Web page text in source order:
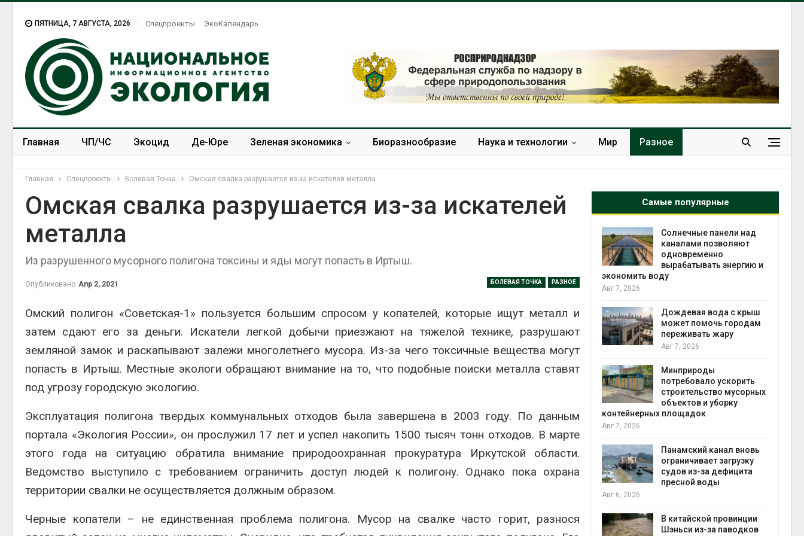
ПЯТНИЦА, 7 АВГУСТА, 2026 Спецпроекты ЭкоКалендарь
Главная ЧП/ЧС Экоцид Де-Юре Зеленая экономика Биоразнообразие Наука и технологии Мир Разное
Главная Спецпроекты Болевая Точка Омская свалка разрушается из-за искателей металла
Омская свалка разрушается из-за искателей
металла
Из разрушенного мусорного полигона токсины и яды могут попасть в Иртыш.
БОЛЕВАЯ ТОЧКА РАЗНОЕ
Опубликовано Апр 2, 2021
Омский полигон «Советская-1» пользуется большим спросом у копателей, которые ищут металл и
затем сдают его за деньги. Искатели легкой добычи приезжают на тяжелой технике, разрушают
земляной замок и раскапывают залежи многолетнего мусора. Из-за чего токсичные вещества могут
попасть в Иртыш. Местные экологи обращают внимание на то, что подобные поиски металла ставят
под угрозу городскую экологию.
Эксплуатация полигона твердых коммунальных отходов была завершена в 2003 году. По данным
портала «Экология России», он прослужил 17 лет и успел накопить 1500 тысяч тонн отходов. В марте
этого года на ситуацию обратила внимание природоохранная прокуратура Иркутской области.
Ведомство выступило с требованием ограничить доступ людей к полигону. Однако пока охрана
территории свалки не осуществляется должным образом.
Черные копатели – не единственная проблема полигона. Мусор на свалке часто горит, разнося
Самые популярные
ветра
для контроля мусорных
сентябре
Авг 6, 2026
Европа теряет всё
Авг 6, 2026
В горах Карачаево-
Черкесии выявили новые
места произрастания
краснокнижных растений
производить «животный»
В Индии проект дата-
столкнулся с протестами
заповедника
Авг 7, 2026
Геосинтетика на
Авг 7, 2026
Американские экологи
предупредили о
масштабном загрязнении
из-за противопожарной
Названы ведущие
Солнечные панели над
каналами позволяют
одновременно
вырабатывать энергию и
экономить воду
Авг 7, 2026
Дождевая вода с крыш
может помочь городам
переживать жару
Авг 7, 2026
Минприроды
потребовало ускорить
строительство мусорных
объектов и уборку
контейнерных площадок
Авг 7, 2026
Панамский канал вновь
ограничивает загрузку
судов из-за дефицита
пресной воды
Авг 6, 2026
В китайской провинции
Шэньси из-за паводков